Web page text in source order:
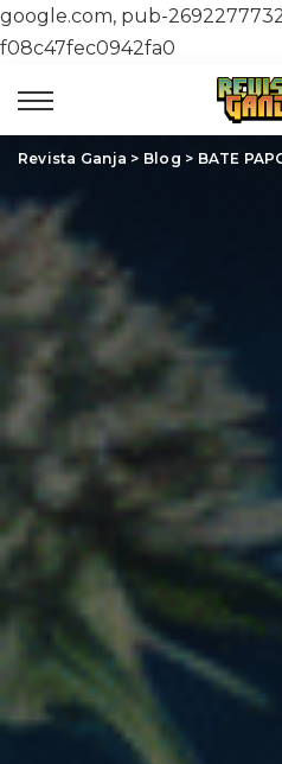
google.com, pub-
f08c47fec0942fa0
Revista Ganja > Blog > BATE